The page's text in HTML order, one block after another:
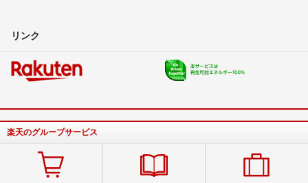
リンク
楽天のグループサービス